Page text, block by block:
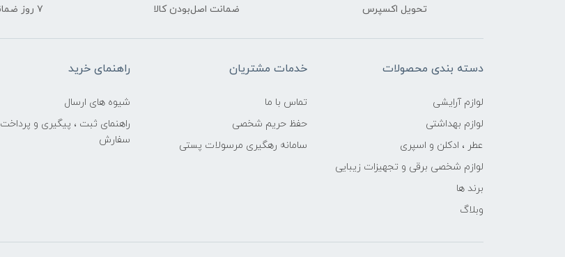
تحویل اکسپرس ضمانت اصل‌بودن کالا ۷ روز ضمانت بازگشت
دسته بندی محصولات
لوازم آرایشی
لوازم بهداشتی
عطر ، ادکلن و اسپری
لوازم شخصی برقی و تجهیزات زیبایی
برند ها
وبلاگ
خدمات مشتریان
تماس با ما
حفظ حریم شخصی
سامانه رهگیری مرسولات پستی
راهنمای خرید
شیوه های ارسال
راهنمای ثبت ، پیگیری و پرداخت
سفارش